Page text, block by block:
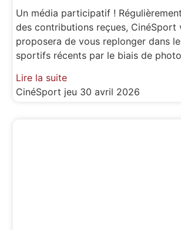
Un média participatif !
des contributions reçues, CinéSport
proposera de vous replonger dans
sportifs récents par le biais de
Lire la suite
CinéSport jeu 30 avril 2026